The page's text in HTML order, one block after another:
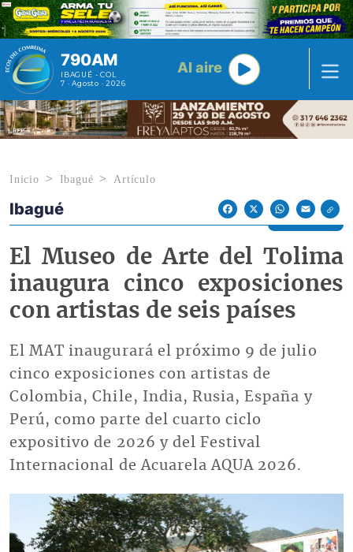
Pasar al contenido principal
790AM
IBAGUÉ - COL
7 · Agosto · 2026
Al aire
Inicio Ibagué Artículo
Econoticias y Eventos
Ibagué
FacebookX WhatsAppEmail
El Museo de Arte del Tolima
inaugura cinco exposiciones
con artistas de seis países
El MAT inaugurará el próximo 9 de julio
cinco exposiciones con artistas de
Colombia, Chile, India, Rusia, España y
Perú, como parte del cuarto ciclo
expositivo de 2026 y del Festival
Internacional de Acuarela AQUA 2026.